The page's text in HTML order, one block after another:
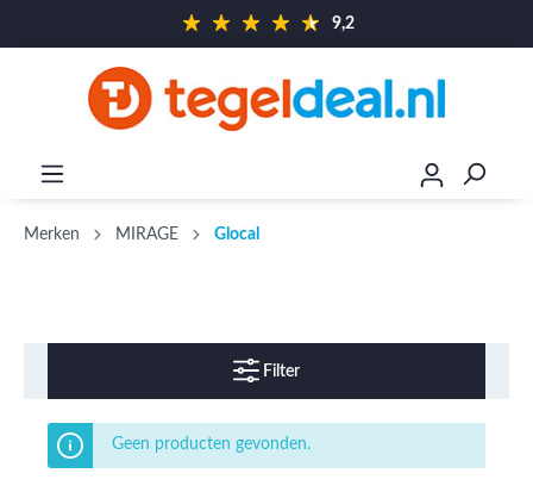
9,2
Merken MIRAGE Glocal
Filter
Geen producten gevonden.